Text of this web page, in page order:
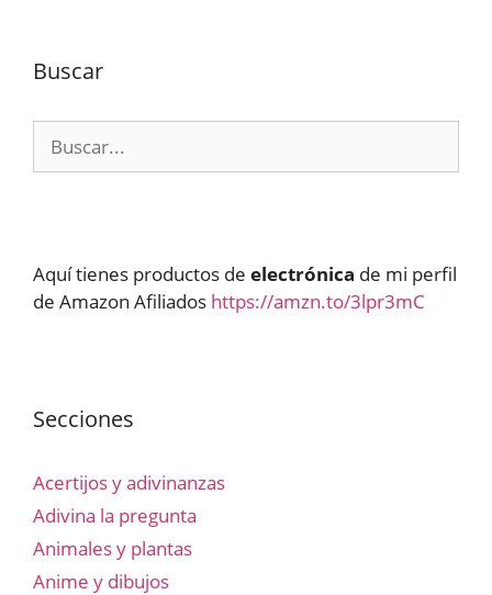
Buscar
Aquí tienes productos de electrónica de mi perfil
de Amazon Afiliados https://amzn.to/3lpr3mC
Secciones
Acertijos y adivinanzas
Adivina la pregunta
Animales y plantas
Anime y dibujos